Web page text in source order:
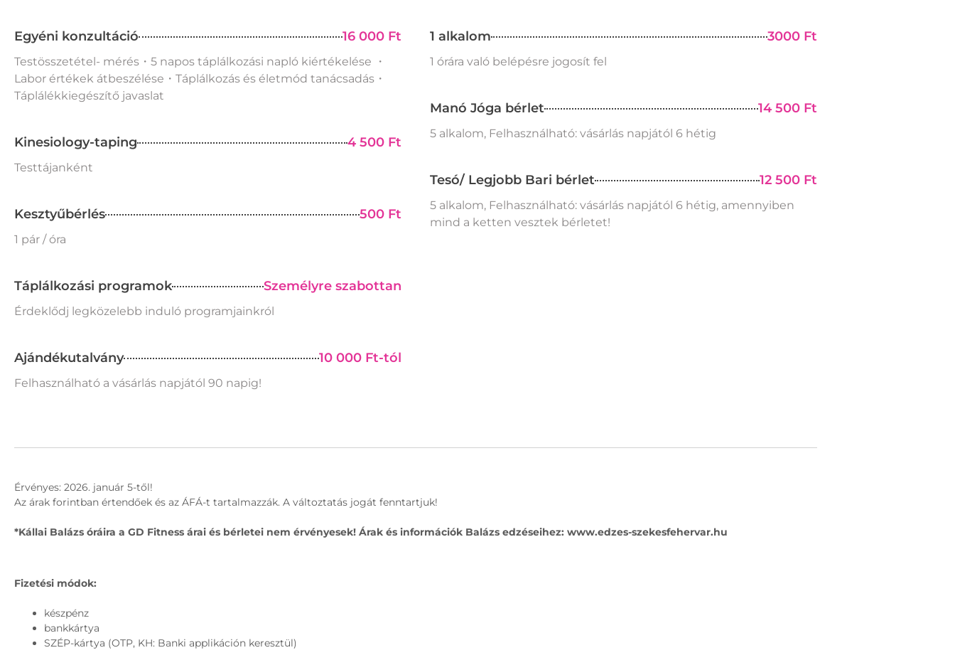
Egyéni konzultáció 16 000 Ft
Testösszetétel- mérés・5 napos táplálkozási napló kiértékelése ・
Labor értékek átbeszélése・Táplálkozás és életmód tanácsadás・
Táplálékkiegészítő javaslat
Kinesiology-taping 4 500 Ft
Testtájanként
Kesztyűbérlés 500 Ft
1 pár / óra
Táplálkozási programok Személyre szabottan
Érdeklődj legközelebb induló programjainkról
Ajándékutalvány 10 000 Ft-tól
Felhasználható a vásárlás napjától 90 napig!
1 alkalom 3000 Ft
1 órára való belépésre jogosít fel
Manó Jóga bérlet 14 500 Ft
5 alkalom, Felhasználható: vásárlás napjától 6 hétig
Tesó/ Legjobb Bari bérlet 12 500 Ft
5 alkalom, Felhasználható: vásárlás napjától 6 hétig, amennyiben
mind a ketten vesztek bérletet!
Érvényes: 2026. január 5-től!
Az árak forintban értendőek és az ÁFÁ-t tartalmazzák. A változtatás jogát fenntartjuk!
*Kállai Balázs óráira a GD Fitness árai és bérletei nem érvényesek! Árak és információk Balázs edzéseihez: www.edzes-szekesfehervar.hu
Fizetési módok:
készpénz
bankkártya
SZÉP-kártya (OTP, KH: Banki applikáción keresztül)